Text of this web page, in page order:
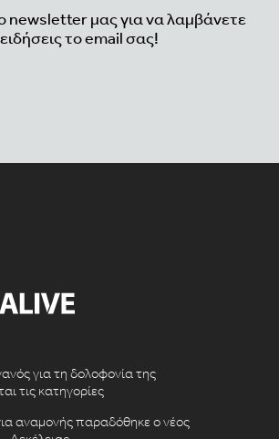
newsletter μας για να λαμβάνετε
το email σας!
για τη δολοφονία της
τις κατηγορίες
αναμονής παραδόθηκε ο νέος